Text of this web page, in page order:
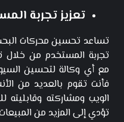
تعزيز تجربة
تساعد تحسين محركات
تجربة المستخدم من خلال
مع أي وكالة لتحسين
فأنت تقوم بالعديد من
الويب ومشاركته وقابليته
تؤدي إلى المزيد من